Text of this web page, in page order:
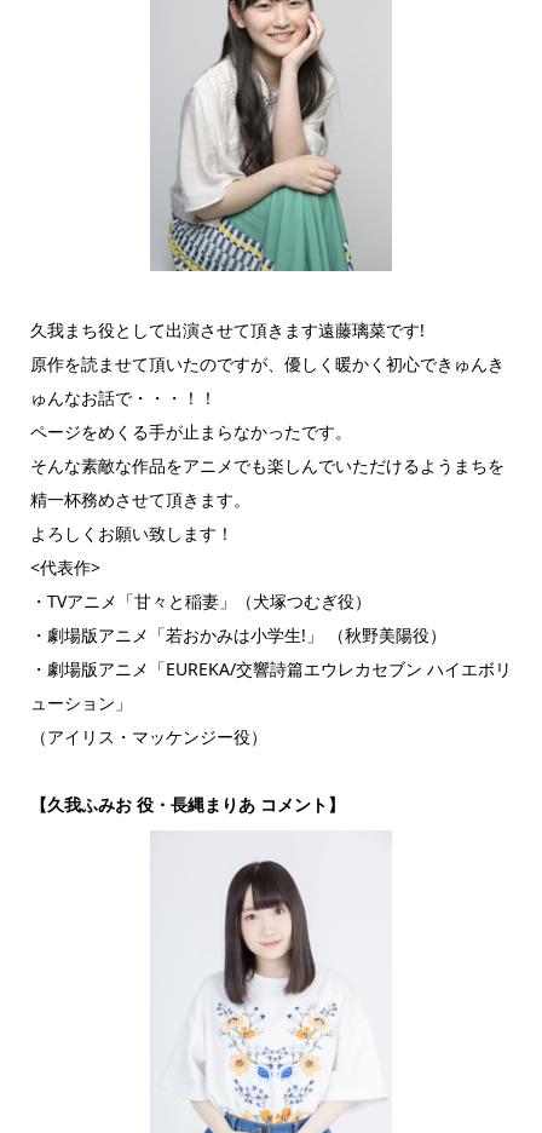
久我まち役として出演させて頂きます遠藤璃菜です!
原作を読ませて頂いたのですが、優しく暖かく初心できゅんき
ゅんなお話で・・・！！
ページをめくる手が止まらなかったです。
そんな素敵な作品をアニメでも楽しんでいただけるようまちを
精一杯務めさせて頂きます。
よろしくお願い致します！
<代表作>
・TVアニメ「甘々と稲妻」（犬塚つむぎ役）
・劇場版アニメ「若おかみは小学生!」 （秋野美陽役）
・劇場版アニメ「EUREKA/交響詩篇エウレカセブン ハイエボリ
ューション」
（アイリス・マッケンジー役）
【久我ふみお 役・長縄まりあ コメント】